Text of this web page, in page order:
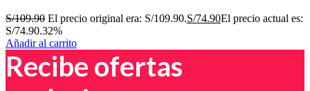
S/109.90 El precio original era: S/109.90.S/74.90El precio actual es:
S/74.90.32%
Añadir al carrito
Recibe ofertas